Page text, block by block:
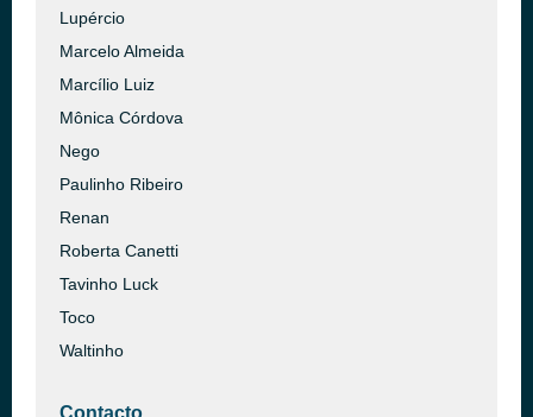
Lupércio
Marcelo Almeida
Marcílio Luiz
Mônica Córdova
Nego
Paulinho Ribeiro
Renan
Roberta Canetti
Tavinho Luck
Toco
Waltinho
Contacto